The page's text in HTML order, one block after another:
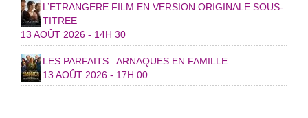
L’ETRANGERE FILM EN VERSION ORIGINALE SOUS-
TITREE
13 AOÛT 2026 - 14H 30
LES PARFAITS : ARNAQUES EN FAMILLE
13 AOÛT 2026 - 17H 00